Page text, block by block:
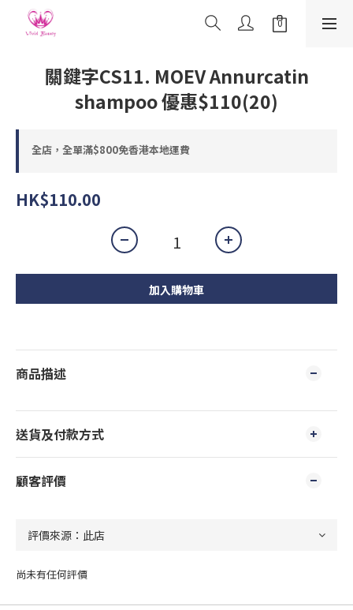
關鍵字CS11. MOEV Annurcatin
shampoo 優惠$110(20)
全店，全單滿$800免香港本地運費
HK$110.00
加入購物車
商品描述
送貨及付款方式
顧客評價
尚未有任何評價